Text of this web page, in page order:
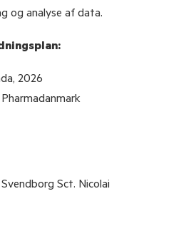
og analyse af data.
2026
Sct. Nicolai